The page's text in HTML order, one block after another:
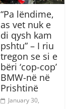
“Pa lëndime,
as vet nuk e
di qysh kam
pshtu” – I riu
tregon se si e
bëri ‘cop-cop’
BMW-në në
Prishtinë
January 30,